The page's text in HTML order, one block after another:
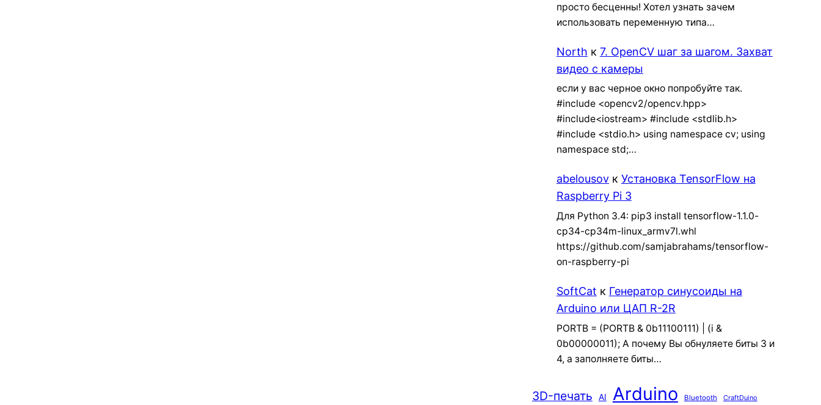
просто бесценны! Хотел узнать зачем
использовать переменную типа…
North к 7. OpenCV шаг за шагом. Захват
видео с камеры
если у вас черное окно попробуйте так.
#include <opencv2/opencv.hpp>
#include<iostream> #include <stdlib.h>
#include <stdio.h> using namespace cv; using
namespace std;…
abelousovк Установка TensorFlow на
Raspberry Pi 3
Для Python 3.4: pip3 install tensorflow-1.1.0-
cp34-cp34m-linux_armv7l.whl
https://github.com/samjabrahams/tensorflow-
on-raspberry-pi
SoftCat к Генератор синусоиды на
Arduino или ЦАП R-2R
PORTB = (PORTB & 0b11100111) | (i &
0b00000011); А почему Вы обнуляете биты 3 и
4, а заполняете биты…
3D-печать AI Arduino Bluetooth CraftDuino